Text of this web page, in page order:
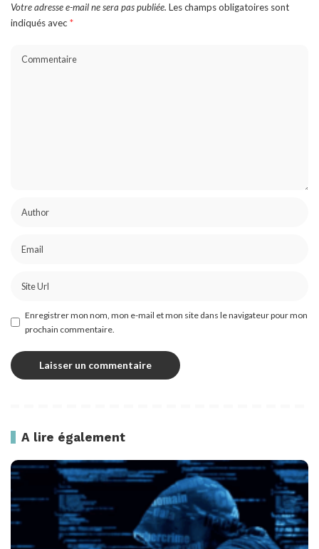
Votre adresse e-mail ne sera pas publiée. Les champs obligatoires sont
indiqués avec *
Enregistrer mon nom, mon e-mail et mon site dans le navigateur pour mon
prochain commentaire.
A lire également